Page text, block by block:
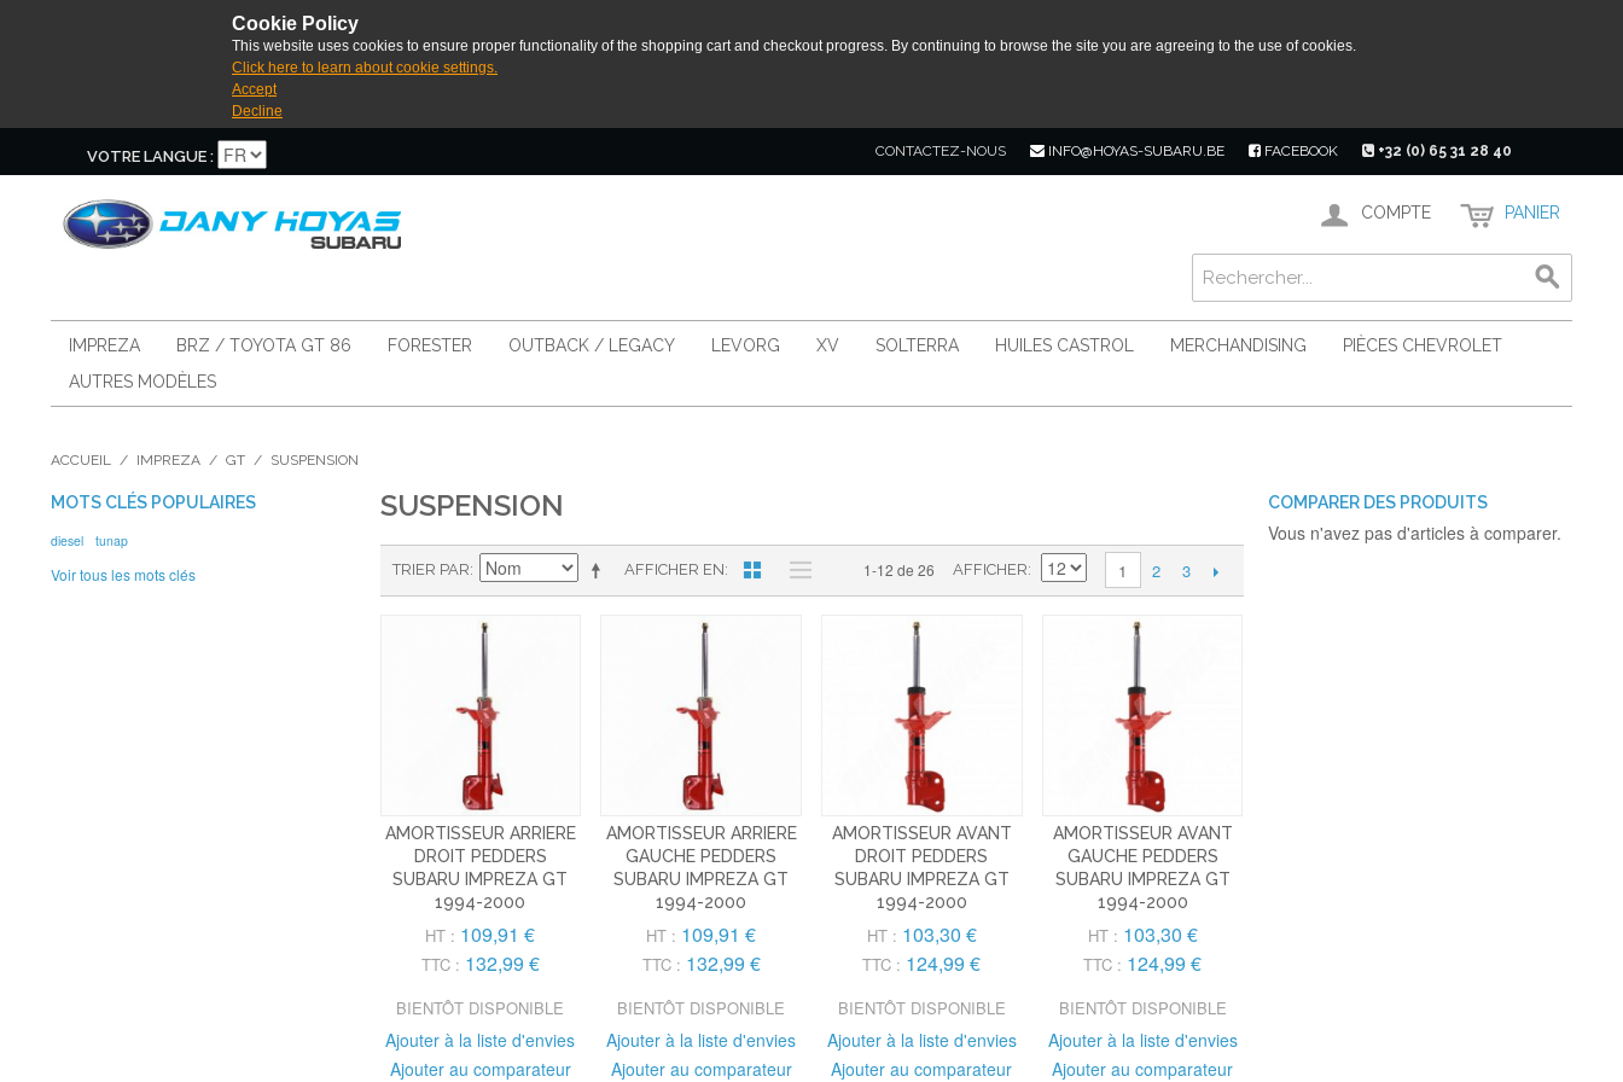
Cookie Policy
This website uses cookies to ensure proper functionality of the shopping cart and checkout progress. By continuing to browse the site you are agreeing to the use of cookies.
Click here to learn about cookie settings.
Accept
Decline
VOTRE LANGUE : CONTACTEZ-NOUS INFO@HOYAS-SUBARU.BE FACEBOOK +32 (0) 65 31 28 40
COMPTE PANIER
IMPREZA BRZ / TOYOTA GT 86 FORESTER OUTBACK / LEGACY LEVORG XV SOLTERRA HUILES CASTROL MERCHANDISING
PIÈCES CHEVROLET
AUTRES MODÈLES
ACCUEIL / IMPREZA / GT / SUSPENSION
SUSPENSION
AFFICHER EN
TRIER PAR 1-12 de 26 AFFICHER 1 2 3
AMORTISSEUR ARRIERE
DROIT PEDDERS
SUBARU IMPREZA GT
1994-2000
HT : 109,91 €
TTC : 132,99 €
BIENTÔT DISPONIBLE
Ajouter à la liste d'envies
Ajouter au comparateur
AMORTISSEUR ARRIERE
GAUCHE PEDDERS
SUBARU IMPREZA GT
1994-2000
HT : 109,91 €
TTC : 132,99 €
BIENTÔT DISPONIBLE
Ajouter à la liste d'envies
Ajouter au comparateur
AMORTISSEUR AVANT
DROIT PEDDERS
SUBARU IMPREZA GT
1994-2000
HT : 103,30 €
TTC : 124,99 €
BIENTÔT DISPONIBLE
Ajouter à la liste d'envies
Ajouter au comparateur
AMORTISSEUR AVANT
GAUCHE PEDDERS
SUBARU IMPREZA GT
1994-2000
HT : 103,30 €
TTC : 124,99 €
BIENTÔT DISPONIBLE
Ajouter à la liste d'envies
Ajouter au comparateur
MOTS CLÉS POPULAIRES
diesel tunap
Voir tous les mots clés
COMPARER DES PRODUITS
Vous n'avez pas d'articles à comparer.